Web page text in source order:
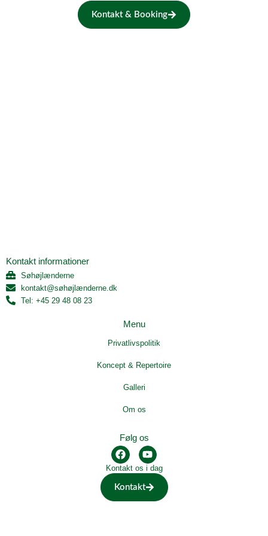
Kontakt & Booking
Kontakt informationer
Søhøjlænderne
kontakt@søhøjlænderne.dk
Tel: +45 29 48 08 23
Menu
Privatlivspolitik
Koncept & Repertoire
Galleri
Om os
Følg os
F
a
c
b
o
Y
o
u
u
b
Kontakt os i dag
Kontakt